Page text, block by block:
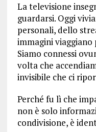
La televisione
guardarsi. Oggi
personali, dello
immagini viaggiano
Siamo connessi
volta che
invisibile che ci
Perché fu lì che
non è solo
condivisione, è